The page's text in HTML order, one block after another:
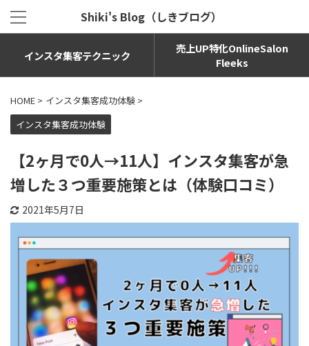
Shiki's Blog（しきブログ）
インスタ集客テクニック
売上UP特化OnlineSalon
Fleeks
HOME > インスタ集客成功体験 >
インスタ集客成功体験
【2ヶ月で0人→11人】インスタ集客が急
増した３つ重要施策とは（体験口コミ）
2021年5月7日